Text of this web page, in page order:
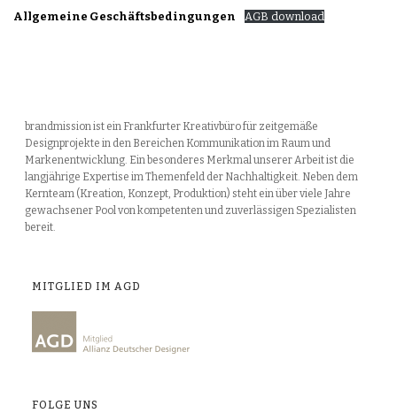
Allgemeine Geschäftsbedingungen AGB download
brandmission ist ein Frankfurter Kreativbüro für zeitgemäße
Designprojekte in den Bereichen Kommunikation im Raum und
Markenentwicklung. Ein besonderes Merkmal unserer Arbeit ist die
langjährige Expertise im Themenfeld der Nachhaltigkeit. Neben dem
Kernteam (Kreation, Konzept, Produktion) steht ein über viele Jahre
gewachsener Pool von kompetenten und zuverlässigen Spezialisten
bereit.
MITGLIED IM AGD
FOLGE UNS